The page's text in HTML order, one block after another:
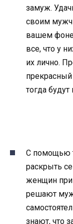
замуж.
своим
вашем
все, что у
их лично.
тогда
С помощью
раскрыть
женщин
решают
знают, что